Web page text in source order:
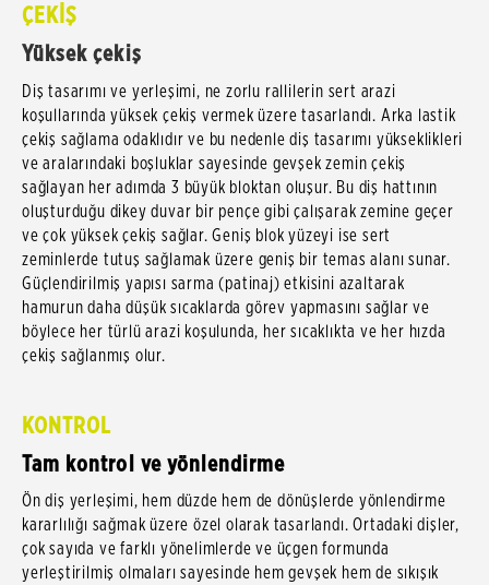
ÇEKİŞ
Yüksek çekiş
Diş tasarımı ve yerleşimi, ne zorlu rallilerin sert arazi
koşullarında yüksek çekiş vermek üzere tasarlandı. Arka lastik
çekiş sağlama odaklıdır ve bu nedenle diş tasarımı yükseklikleri
ve aralarındaki boşluklar sayesinde gevşek zemin çekiş
sağlayan her adımda 3 büyük bloktan oluşur. Bu diş hattının
oluşturduğu dikey duvar bir pençe gibi çalışarak zemine geçer
ve çok yüksek çekiş sağlar. Geniş blok yüzeyi ise sert
zeminlerde tutuş sağlamak üzere geniş bir temas alanı sunar.
Güçlendirilmiş yapısı sarma (patinaj) etkisini azaltarak
hamurun daha düşük sıcaklarda görev yapmasını sağlar ve
böylece her türlü arazi koşulunda, her sıcaklıkta ve her hızda
çekiş sağlanmış olur.
KONTROL
Tam kontrol ve yönlendirme
Ön diş yerleşimi, hem düzde hem de dönüşlerde yönlendirme
kararlılığı sağmak üzere özel olarak tasarlandı. Ortadaki dişler,
çok sayıda ve farklı yönelimlerde ve üçgen formunda
yerleştirilmiş olmaları sayesinde hem gevşek hem de sıkışık